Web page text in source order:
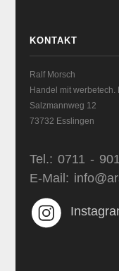
KONTAKT
Ralf Morsch
Handel mit werbetech.
Salzmannweg 12
73732 Esslingen
Tel.: 0711 -
E-Mail: